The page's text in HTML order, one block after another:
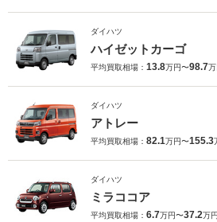
ダイハツ
ハイゼットカーゴ
平均買取相場： 13.8万円〜98.7万
ダイハツ
アトレー
平均買取相場： 82.1万円〜155.3
ダイハツ
ミラココア
平均買取相場： 6.7万円〜37.2万円